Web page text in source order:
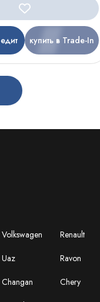
купить в Trade-In
Volkswagen
Renault
Uaz
Ravon
Changan
Chery